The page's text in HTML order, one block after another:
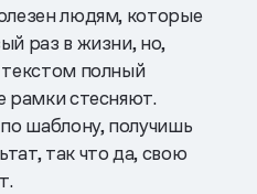
людям, которые
раз в жизни, но,
полный
рамки стесняют.
шаблону, получишь
так что да, свою